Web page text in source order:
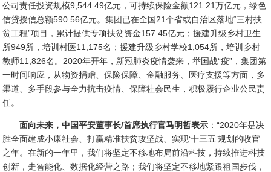
公司责任投资规模9,544.49亿元，可持续保险金额121.21万亿元，绿色
信贷授信总额590.56亿元。集团已在全国21个省或自治区落地“三村扶
贫工程”项目，累计提供专项扶贫资金157.45亿元；援建升级乡村卫生
所949所，培训村医11,175名；援建升级乡村学校1,054所，培训乡村
教师11,826名。2020年开年，新冠肺炎疫情袭来，举国战“疫”，集团第
一时间响应，从物资捐赠、保险保障、金融服务、医疗支援等方面，多
渠道、多手段参与全力抗击疫情、保障社会民生，积极履行企业公民责
任。
面向未来，中国平安董事长/首席执行官马明哲表示 ：“2020年是决
胜全面建成小康社会、打赢精准扶贫攻坚战、实现‘十三五’规划的收官
之年。在新的一年里，我们将坚定不移地布局前沿科技，持续推进科技
创新，走智能化、数据化经营之路；我们将坚定不移地紧跟祖国步伐，